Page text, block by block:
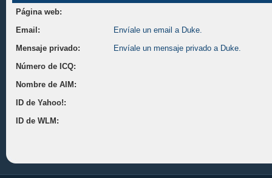
Página web:
Email:
Envíale un email a Duke.
Mensaje privado:
Envíale un mensaje privado a Duke.
Número de ICQ:
Nombre de AIM:
ID de Yahoo!:
ID de WLM: